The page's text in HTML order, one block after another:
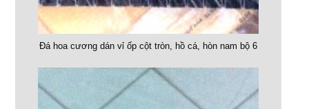
Đá hoa cương dán vỉ ốp cột tròn, hồ cá, hòn nam bộ 6